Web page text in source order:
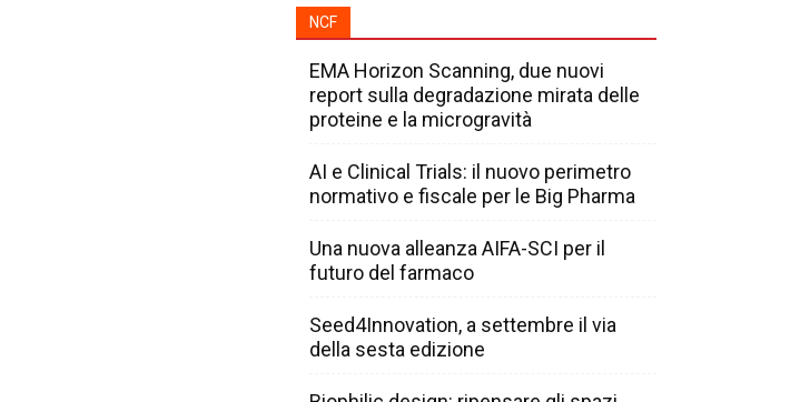
NCF
EMA Horizon Scanning, due nuovi
report sulla degradazione mirata delle
proteine e la microgravità
AI e Clinical Trials: il nuovo perimetro
normativo e fiscale per le Big Pharma
Una nuova alleanza AIFA-SCI per il
futuro del farmaco
Seed4Innovation, a settembre il via
della sesta edizione